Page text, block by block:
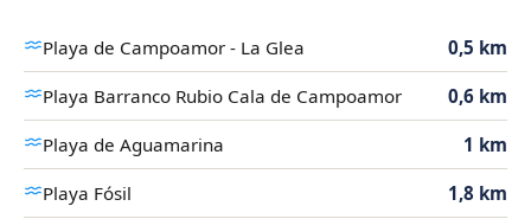
Playa de Campoamor - La Glea 0,5 km
Playa Barranco Rubio Cala de Campoamor 0,6 km
Playa de Aguamarina 1 km
Playa Fósil 1,8 km